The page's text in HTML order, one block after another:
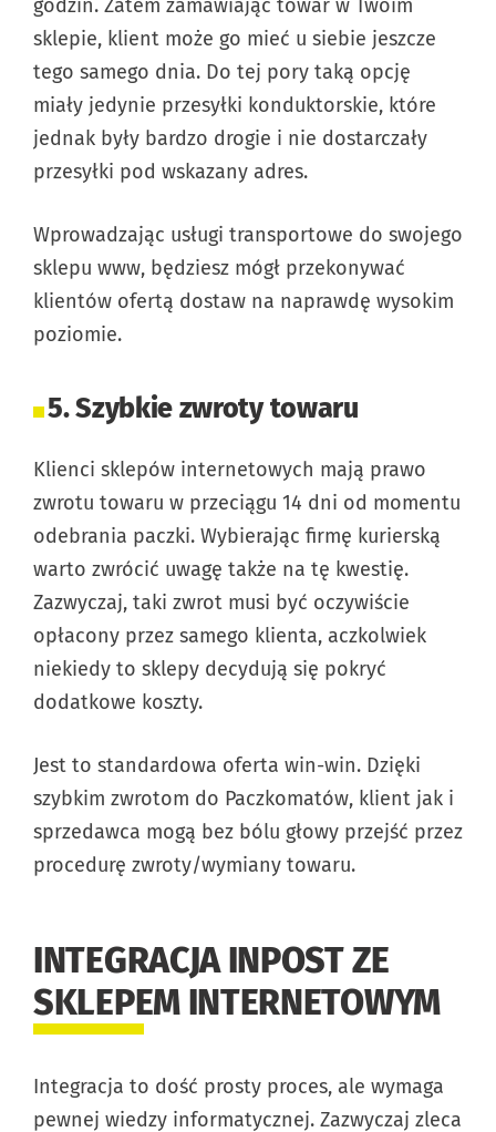
godzin. Zatem zamawiając towar w Twoim
sklepie, klient może go mieć u siebie jeszcze
tego samego dnia. Do tej pory taką opcję
miały jedynie przesyłki konduktorskie, które
jednak były bardzo drogie i nie dostarczały
przesyłki pod wskazany adres.
Wprowadzając usługi transportowe do swojego
sklepu www, będziesz mógł przekonywać
klientów ofertą dostaw na naprawdę wysokim
poziomie.
5. Szybkie zwroty towaru
Klienci sklepów internetowych mają prawo
zwrotu towaru w przeciągu 14 dni od momentu
odebrania paczki. Wybierając firmę kurierską
warto zwrócić uwagę także na tę kwestię.
Zazwyczaj, taki zwrot musi być oczywiście
opłacony przez samego klienta, aczkolwiek
niekiedy to sklepy decydują się pokryć
dodatkowe koszty.
Jest to standardowa oferta win-win. Dzięki
szybkim zwrotom do Paczkomatów, klient jak i
sprzedawca mogą bez bólu głowy przejść przez
procedurę zwroty/wymiany towaru.
INTEGRACJA INPOST ZE
SKLEPEM INTERNETOWYM
Integracja to dość prosty proces, ale wymaga
pewnej wiedzy informatycznej. Zazwyczaj zleca